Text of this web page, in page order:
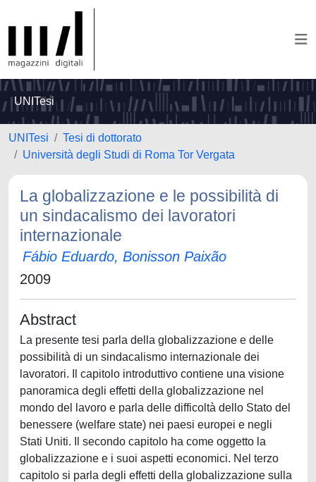
UNITesi
UNITesi
Tesi di dottorato
Università degli Studi di Roma Tor Vergata
La globalizzazione e le possibilità di
un sindacalismo dei lavoratori
internazionale
Fábio Eduardo, Bonisson Paixão
2009
Abstract
La presente tesi parla della globalizzazione e delle
possibilità di un sindacalismo internazionale dei
lavoratori. Il capitolo introduttivo contiene una visione
panoramica degli effetti della globalizzazione nel
mondo del lavoro e parla delle difficoltà dello Stato del
benessere (welfare state) nei paesi europei e negli
Stati Uniti. Il secondo capitolo ha come oggetto la
globalizzazione e i suoi aspetti economici. Nel terzo
capitolo si parla degli effetti della globalizzazione sulla